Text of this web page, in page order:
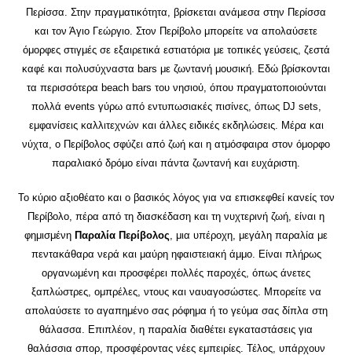
Περίσσα. Στην πραγματικότητα, βρίσκεται ανάμεσα στην Περίσσα
και τον Άγιο Γεώργιο. Στον Περίβολο μπορείτε να απολαύσετε
όμορφες στιγμές σε εξαιρετικά εστιατόρια με τοπικές γεύσεις, ζεστά
καφέ και πολυσύχναστα bars με ζωντανή μουσική. Εδώ βρίσκονται
τα περισσότερα beach bars του νησιού, όπου πραγματοποιούνται
πολλά events γύρω από εντυπωσιακές πισίνες, όπως DJ sets,
εμφανίσεις καλλιτεχνών και άλλες ειδικές εκδηλώσεις. Μέρα και
νύχτα, ο Περίβολος σφύζει από ζωή και η ατμόσφαιρα στον όμορφο
παραλιακό δρόμο είναι πάντα ζωντανή και ευχάριστη.
Το κύριο αξιοθέατο και ο βασικός λόγος για να επισκεφθεί κανείς τον
Περίβολο, πέρα από τη διασκέδαση και τη νυχτερινή ζωή, είναι η
φημισμένη Παραλία Περίβολος, μια υπέροχη, μεγάλη παραλία με
πεντακάθαρα νερά και μαύρη ηφαιστειακή άμμο. Είναι πλήρως
οργανωμένη και προσφέρει πολλές παροχές, όπως άνετες
ξαπλώστρες, ομπρέλες, ντους και ναυαγοσώστες. Μπορείτε να
απολαύσετε το αγαπημένο σας ρόφημα ή το γεύμα σας δίπλα στη
θάλασσα. Επιπλέον, η παραλία διαθέτει εγκαταστάσεις για
θαλάσσια σπορ, προσφέροντας νέες εμπειρίες. Τέλος, υπάρχουν